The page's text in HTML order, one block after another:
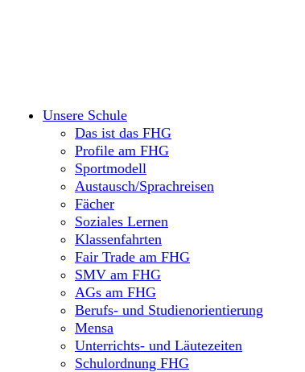
Unsere Schule
Das ist das FHG
Profile am FHG
Sportmodell
Austausch/Sprachreisen
Fächer
Soziales Lernen
Klassenfahrten
Fair Trade am FHG
SMV am FHG
AGs am FHG
Berufs- und Studienorientierung
Mensa
Unterrichts- und Läutezeiten
Schulordnung FHG